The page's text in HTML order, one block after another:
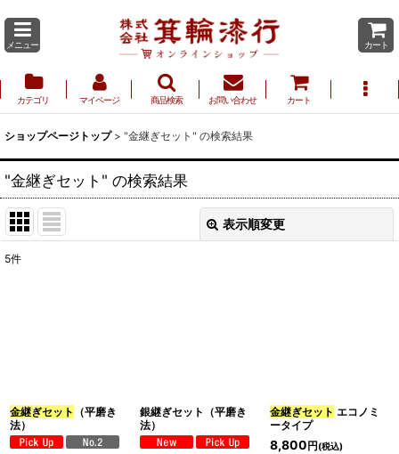
メニュー カート
カテゴリ マイページ 商品検索 お問い合わせ カート
ショップページトップ > "金継ぎセット" の検索結果
"金継ぎセット" の検索結果
表示順変更
絞り込む
5件
金継ぎセット （平磨き
法）
銀継ぎセット（平磨き
法）
金継ぎセット エコノミ
ータイプ
8,800円(税込)